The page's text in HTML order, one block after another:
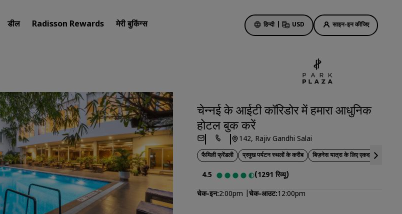
डील Radisson Rewards मेरी बुकिंग्स हिन्दी USD साइन-इन कीजिए
गंतव्य
रिज़ॉर्ट
सर्विस्ड अपार्टमेंट
एयरपोर्ट होटल
नए और जल्दी शुरू होने वाले होटल
मीटिंग और इवेंट
Radisson Meetings की खोज करें
पहली बार का मजा कुछ और ही होता है
दिन की सबसे अच्छी डील
पहले से बुकिंग करें
हमारे पैकेज देखें
ट्रैवल के आइडिए
चेन्नई के आईटी कॉरिडोर में हमारा आधुनिक
होटल बुक करें
142, Rajiv Gandhi Salai
फैमिली फ्रेंडली प्रमुख पर्यटन स्थलों के करीब बिज़नेस यात्रा के लिए एकदम सही
4.5
(1291 रिव्यू)
चेक-इन 2:00pm चेक-आउट 12:00pm